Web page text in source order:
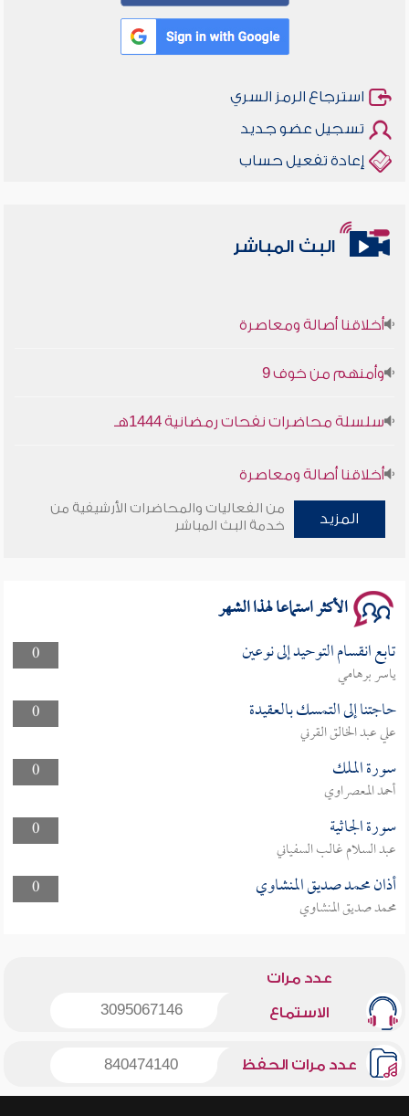
استرجاع الرمز السري
تسجيل عضو جديد
إعادة تفعيل حساب
البث المباشر
أخلاقنا أصالة ومعاصرة
وأمنهم من خوف 9
سلسلة محاضرات نفحات رمضانية 1444هـ
أخلاقنا أصالة ومعاصرة
وأمنهم من خوف 9
المزيد
من الفعاليات والمحاضرات الأرشيفية من
خدمة البث المباشر
الأكثر استماعا لهذا الشهر
0 تابع انقسام التوحيد إلى نوعين
ياسر برهامي
0
حاجتنا إلى التمسك بالعقيدة
علي عبد الخالق القرني
0
سورة الملك
أحمد المعصراوي
0
سورة الجاثية
عبد السلام غالب السفياني
0
أذان محمد صديق المنشاوي
محمد صديق المنشاوي
عدد مرات
الاستماع 3095067146
عدد مرات الحفظ 840474140